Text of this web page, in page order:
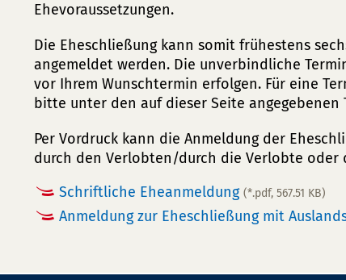
Ehevoraussetzungen.
Die Eheschließung kann somit frühestens
angemeldet werden. Die unverbindliche
vor Ihrem Wunschtermin erfolgen. Für eine
bitte unter den auf dieser Seite angegebenen
Per Vordruck kann die Anmeldung der
durch den Verlobten/durch die Verlobte oder
Schriftliche Eheanmeldung (*.pdf, 567.51 KB)
Anmeldung zur Eheschließung mit